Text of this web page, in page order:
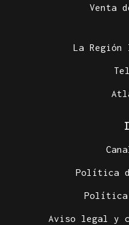
Venta
La
Política
Política
Aviso legal y